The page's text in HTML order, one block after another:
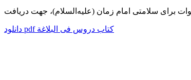
دانلود pdf کتاب دروس فی البلاغة